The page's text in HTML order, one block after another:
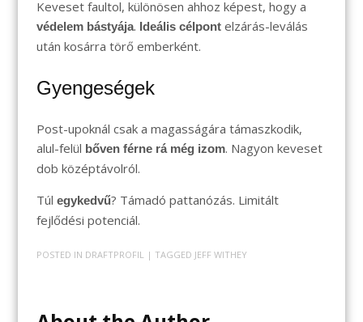
Keveset faultol, különösen ahhoz képest, hogy a
védelem bástyája. Ideális célpontelzárás-leválás
után kosárra törő emberként.
Gyengeségek
Post-upoknál csak a magasságára támaszkodik,
alul-felül bőven férne rá még izom. Nagyon keveset
dob középtávolról.
Túl egykedvű? Támadó pattanózás. Limitált
fejlődési potenciál.
POSTED IN DRAFTPROFIL | TAGGED JEFF WITHEY